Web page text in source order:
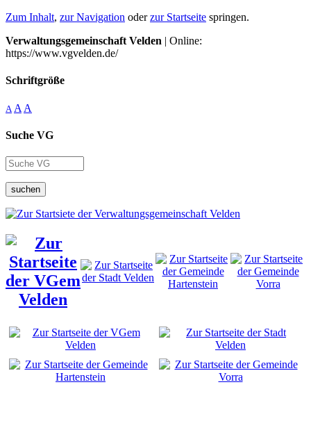
Zum Inhalt, zur Navigation oderzur Startseite springen.
Verwaltungsgemeinschaft Velden | Online:
https://www.vgvelden.de/
Schriftgröße
A A A
Suche VG
suchen